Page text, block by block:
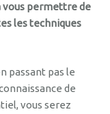
vous permettre de
les techniques
passant pas le
de
vous serez